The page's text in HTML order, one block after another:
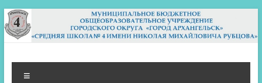
Перейти
к
содержимому
МБОУ СШ 4
Архангельск